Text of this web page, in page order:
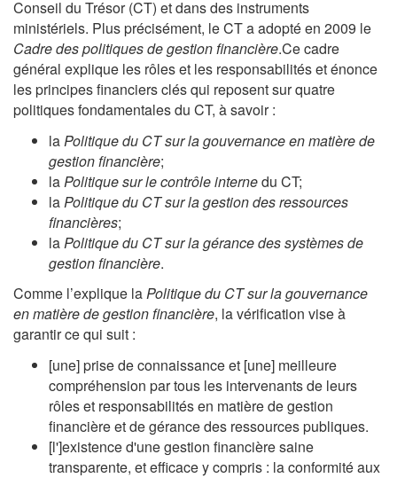
Conseil du Trésor (CT) et dans des instruments
ministériels. Plus précisément, le CT a adopté en 2009 le
Cadre des politiques de gestion financière.Ce cadre
général explique les rôles et les responsabilités et énonce
les principes financiers clés qui reposent sur quatre
politiques fondamentales du CT, à savoir :
la Politique du CT sur la gouvernance en matière de
gestion financière;
la Politique sur le contrôle internedu CT;
la Politique du CT sur la gestion des ressources
financières;
la Politique du CT sur la gérance des systèmes de
gestion financière.
Comme l’explique laPolitique du CT sur la gouvernance
en matière de gestion financière, la vérification vise à
garantir ce qui suit :
[une] prise de connaissance et [une] meilleure
compréhension par tous les intervenants de leurs
rôles et responsabilités en matière de gestion
financière et de gérance des ressources publiques.
[l']existence d'une gestion financière saine
transparente, et efficace y compris : la conformité aux